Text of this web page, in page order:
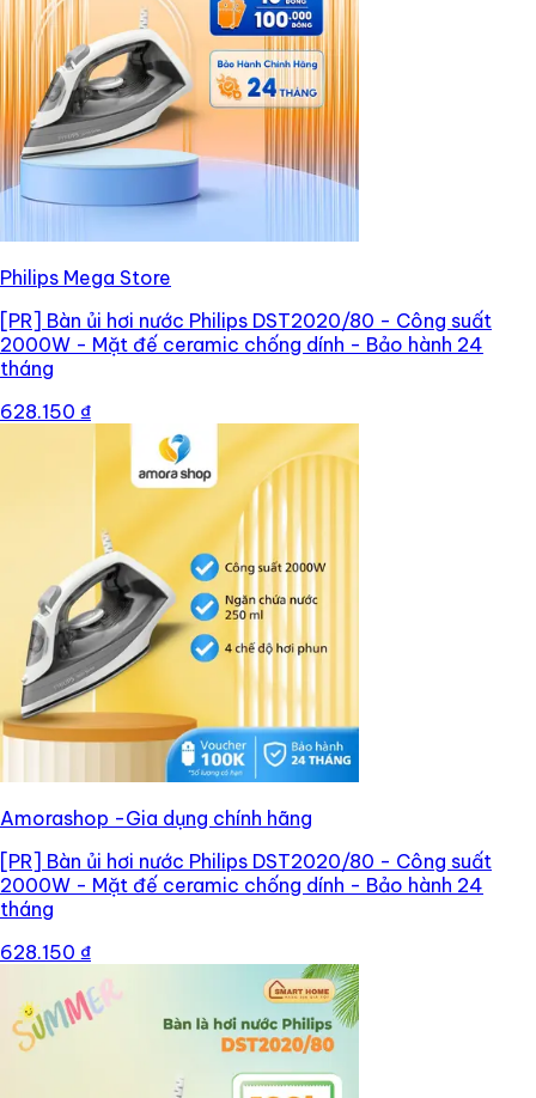
Philips Mega Store
[PR] Bàn ủi hơi nước Philips DST2020/80 - Công suất
2000W - Mặt đế ceramic chống dính - Bảo hành 24
tháng
628.150 ₫
Amorashop -Gia dụng chính hãng
[PR] Bàn ủi hơi nước Philips DST2020/80 - Công suất
2000W - Mặt đế ceramic chống dính - Bảo hành 24
tháng
628.150 ₫